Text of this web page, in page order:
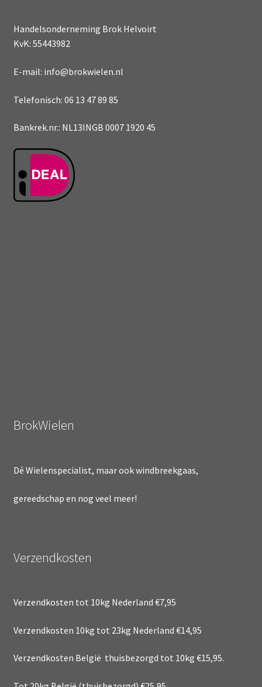
Handelsonderneming Brok Helvoirt
KvK: 55443982
E-mail: info@brokwielen.nl
Telefonisch: 06 13 47 89 85
Bankrek.nr.: NL13INGB 0007 1920 45
BrokWielen
Dé Wielenspecialist, maar ook windbreekgaas,
gereedschap en nog veel meer!
Verzendkosten
Verzendkosten tot 10kg Nederland €7,95
Verzendkosten 10kg tot 23kg Nederland €14,95
Verzendkosten België thuisbezorgd tot 10kg €15,95.